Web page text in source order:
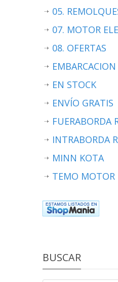
05.
07. MOTOR
08. OFERTAS
EN STOCK
ENVÍO GRATIS
FUERABORDA
INTRABORDA
MINN KOTA
TEMO MOTOR
BUSCAR